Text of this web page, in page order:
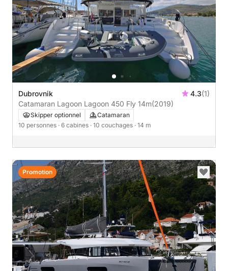
Dubrovnik 4.3(1)
Catamaran Lagoon Lagoon 450 Fly 14m(2019)
Skipper optionnel
Catamaran
10 personnes · 6 cabines · 10 couchages · 14 m
Promotion